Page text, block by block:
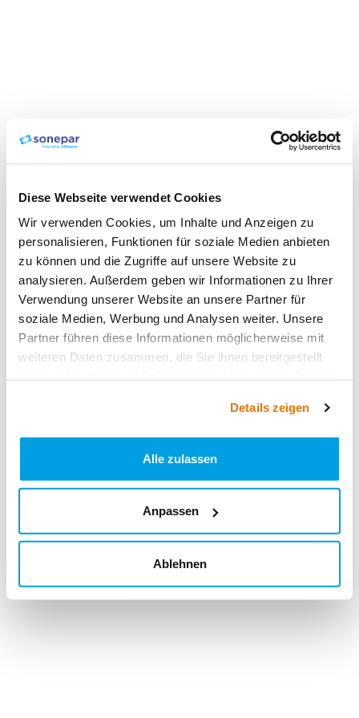
Diese Webseite verwendet Cookies
Wir verwenden Cookies, um Inhalte und Anzeigen zu
personalisieren, Funktionen für soziale Medien anbieten
zu können und die Zugriffe auf unsere Website zu
analysieren. Außerdem geben wir Informationen zu Ihrer
Verwendung unserer Website an unsere Partner für
soziale Medien, Werbung und Analysen weiter. Unsere
Partner führen diese Informationen möglicherweise mit
weiteren Daten zusammen, die Sie ihnen bereitgestellt
Details zeigen
Alle zulassen
Anpassen
Ablehnen